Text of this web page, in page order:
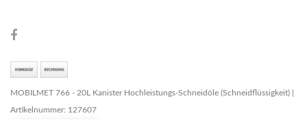
MOBILMET 766 - 20L Kanister Hochleistungs-Schneidöle (Schneidflüssigkeit) |
Artikelnummer: 127607